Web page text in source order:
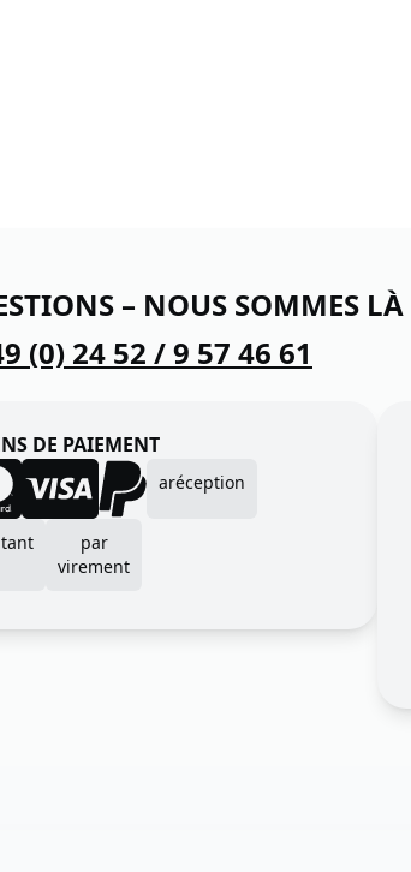
– NOUS SOMMES
(0) 24 52 / 9 57 46 61
DE PAIEMENT
aréception
par
virement